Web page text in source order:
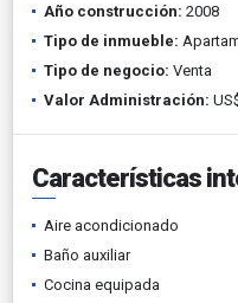
Año construcción: 2008
Tipo de inmueble:
Tipo de negocio: Venta
Valor Administración:
Características
Aire acondicionado
Baño auxiliar
Cocina equipada